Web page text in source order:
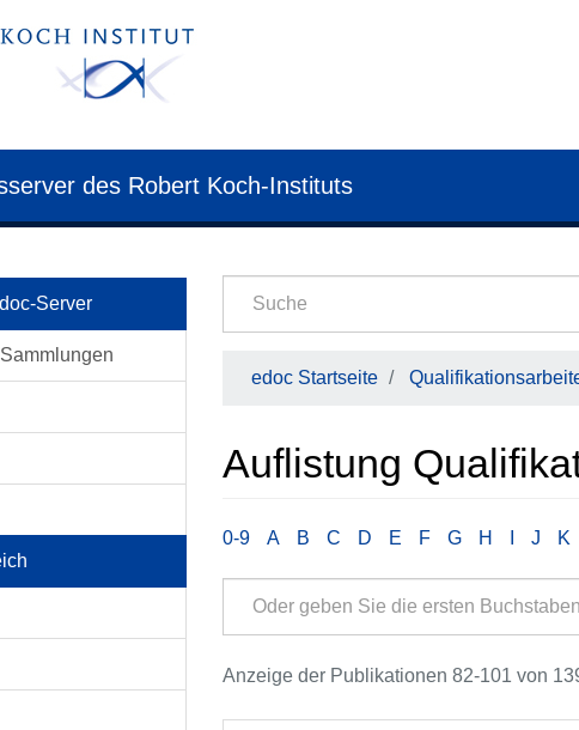
des Robert Koch-Instituts
Server
edoc Startseite
Auflistung
0-9 A B C D E F G H J K
Anzeige der Publikationen 82-101 von